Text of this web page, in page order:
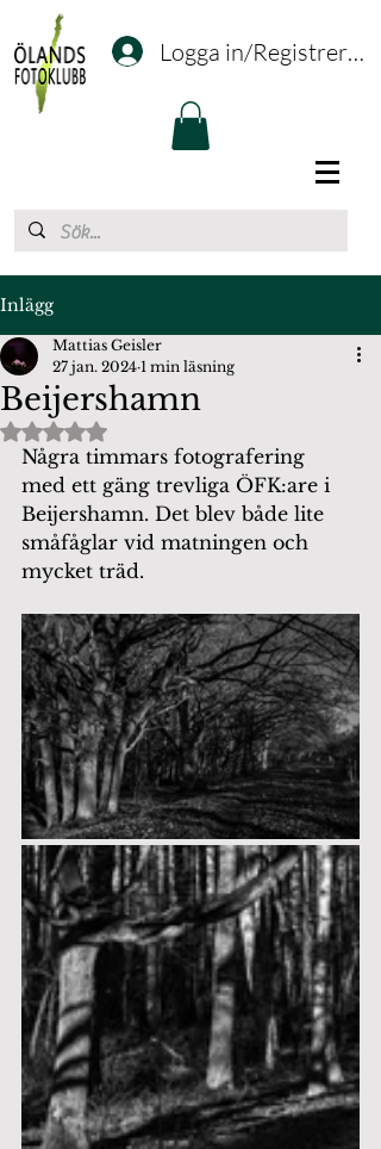
Logga in/Registrering
Inlägg
Beijershamn
Mattias Geisler
27 jan. 2024 1 min läsning
Betygsatt till NaN av 5 stjärnor.
Några timmars fotografering
med ett gäng trevliga ÖFK:are i
Beijershamn. Det blev både lite
småfåglar vid matningen och
mycket träd.